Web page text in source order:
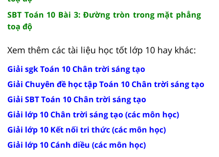
SBT Toán 10 Bài 3: Đường tròn trong mặt phẳng
toạ độ
Xem thêm các tài liệu học tốt lớp 10 hay khác:
Giải sgk Toán 10 Chân trời sáng tạo
Giải Chuyên đề học tập Toán 10 Chân trời sáng tạo
Giải SBT Toán 10 Chân trời sáng tạo
Giải lớp 10 Chân trời sáng tạo (các môn học)
Giải lớp 10 Kết nối tri thức (các môn học)
Giải lớp 10 Cánh diều (các môn học)